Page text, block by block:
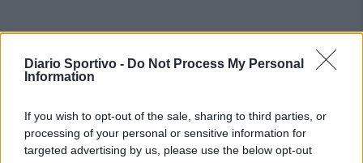
Diario Sportivo - Do Not Process My Personal
Information
If you wish to opt-out of the sale, sharing to third parties, or
processing of your personal or sensitive information for
targeted advertising by us, please use the below opt-out
Coppa Italia: l'arbitro Gabriele Sari di